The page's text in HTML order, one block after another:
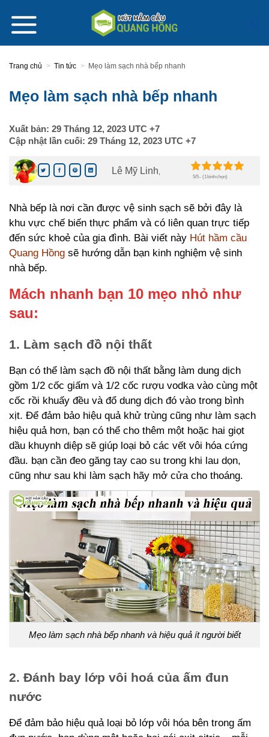
content
Trang chủ > Tin tức > Mẹo làm sạch nhà bếp nhanh
Mẹo làm sạch nhà bếp nhanh
Xuất bản: 29 Tháng 12, 2023 UTC +7
Cập nhật lần cuối: 29 Tháng 12, 2023 UTC +7
Lê Mỹ Linh
5/5 - (1 bình chọn)
Nhà bếp là nơi cần được vệ sinh sạch sẽ bởi đây là
khu vực chế biến thực phẩm và có liên quan trực tiếp
đến sức khoẻ của gia đình. Bài viết này Hút hầm cầu
Quang Hồng sẽ hướng dẫn bạn kinh nghiệm vệ sinh
nhà bếp.
Mách nhanh bạn 10 mẹo nhỏ như
sau:
1. Làm sạch đồ nội thất
Bạn có thể làm sạch đồ nội thất bằng làm dung dịch
gồm 1/2 cốc giấm và 1/2 cốc rượu vodka vào cùng một
cốc rồi khuấy đều và đổ dung dịch đó vào trong bình
xịt. Để đảm bảo hiệu quả khử trùng cũng như làm sạch
hiệu quả hơn, bạn có thể cho thêm một hoặc hai giọt
dầu khuynh diệp sẽ giúp loại bỏ các vết vôi hóa cứng
đầu. bạn cần đeo găng tay cao su trong khi lau dọn,
cũng như sau khi làm sạch hãy mở cửa cho thoáng.
Mẹo làm sạch nhà bếp nhanh và hiệu quả ít người biết
2. Đánh bay lớp vôi hoá của ấm đun
nước
Để đảm bảo hiệu quả loại bỏ lớp vôi hóa bên trong ấm